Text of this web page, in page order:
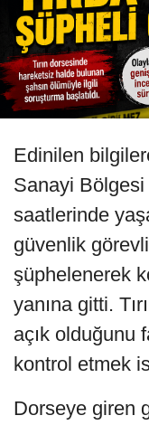
Edinilen
Sanayi
saatlerinde
güvenlik
şüphelenerek
yanına gitti.
açık olduğunu
kontrol etmek
Dorseye giren